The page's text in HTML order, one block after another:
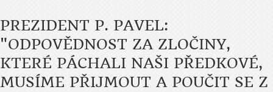
PREZIDENT P. PAVEL:
"ODPOVĚDNOST ZA ZLOČINY,
KTERÉ PÁCHALI NAŠI PŘEDKOVÉ,
MUSÍME PŘIJMOUT A POUČIT SE Z